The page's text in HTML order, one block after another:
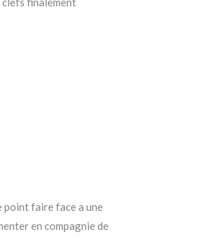
faire face a une
en compagnie de